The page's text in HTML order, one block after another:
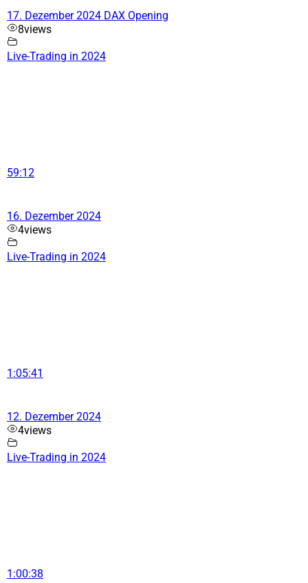
17. Dezember 2024 DAX Opening
8views
Live-Trading in 2024
59:12
16. Dezember 2024
4views
Live-Trading in 2024
1:05:41
12. Dezember 2024
4views
Live-Trading in 2024
1:00:38